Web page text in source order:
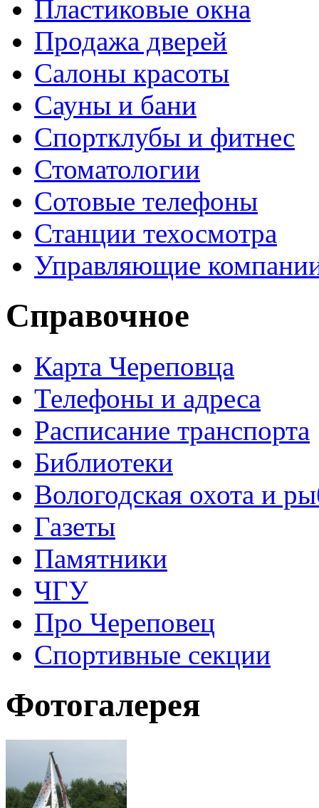
Пластиковые окна
Продажа дверей
Салоны красоты
Сауны и бани
Спортклубы и фитнес
Стоматологии
Сотовые телефоны
Станции техосмотра
Управляющие
Справочное
Карта Череповца
Телефоны и адреса
Расписание транспорта
Библиотеки
Вологодская охота и
Газеты
Памятники
ЧГУ
Про Череповец
Спортивные секции
Фотогалерея